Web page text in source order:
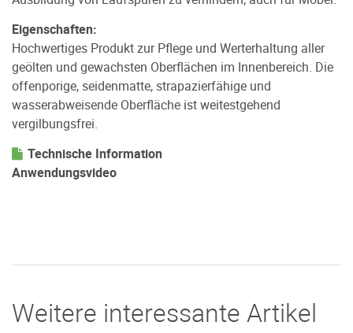
Eigenschaften:
Hochwertiges Produkt zur Pflege und Werterhaltung aller
geölten und gewachsten Oberflächen im Innenbereich. Die
offenporige, seidenmatte, strapazierfähige und
wasserabweisende Oberfläche ist weitestgehend
vergilbungsfrei.
Technische Information
Anwendungsvideo
Weitere interessante Artikel